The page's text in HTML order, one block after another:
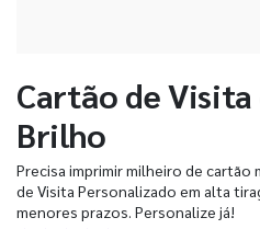
Cartão de Visita
Brilho
Precisa imprimir milheiro de cartão
de Visita Personalizado em alta
menores prazos. Personalize já!